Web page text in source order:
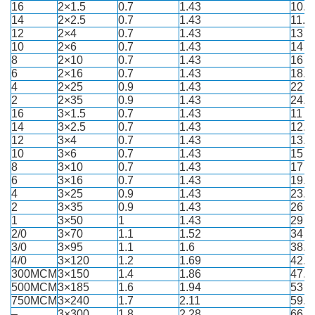
16
2×1.5 0.7 1.43
10.5
14
2×2.5 0.7 1.43
11.5
12
2×4 0.7 1.43
13
10
2×6 0.7 1.43
14
8
2×10 0.7 1.43
16
6
2×16 0.7 1.43
18.5
4
2×25 0.9 1.43
22
2
2×35 0.9 1.43
24.5
16
3×1.5 0.7 1.43
11
14
3×2.5 0.7 1.43
12.5
12
3×4 0.7 1.43
13.5
10
3×6 0.7 1.43
15
8
3×10 0.7 1.43
17
6
3×16 0.7 1.43
19.5
4
3×25 0.9 1.43
23.5
2
3×35 0.9 1.43
26
1
3×50 1 1.43
29
2/0
3×70 1.1 1.52
34
3/0
3×95 1.1 1.6
38.5
4/0
3×120 1.2 1.69
42.5
300MCM3×150 1.4 1.86
47.5
500MCM3×185 1.6 1.94
53
750MCM3×240 1.7 2.11
59.5